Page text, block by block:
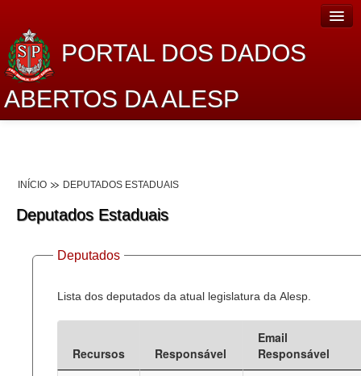
PORTAL DOS DADOS
ABERTOS DA ALESP
Lei de Acesso à Informação
Dados Governamentais Abertos
Planejamento
Catálogo de dados
Processo Legislativo
INÍCIO DEPUTADOS ESTADUAIS
Deputados Estaduais
Deputados
Lista dos deputados da atual legislatura da Alesp.
Recursos Responsável
Email
Responsável